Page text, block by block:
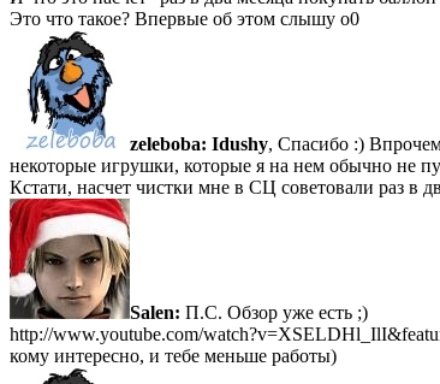
Это что такое? Впервые об этом слышу о0
zeleboba: Idushy, Спасибо :)
некоторые игрушки, которые я на нем обычно не
Кстати, насчет чистки мне в СЦ советовали раз в
Salen: П.С. Обзор уже есть ;)
http://www.youtube.com/
кому интересно, и тебе меньше работы)